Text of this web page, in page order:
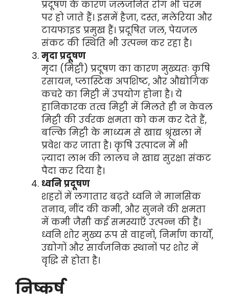
प्रदूषण के कारण जलजनित रोग भी चरम
पर हो जाते हैं। इसमें हैजा, दस्त, मलेरिया और
टायफाइड प्रमुख हैं। प्रदूषित जल, पेयजल
संकट की स्थिति भी उत्पन्न कर रहा है।
मृदा प्रदूषण
मृदा (मिट्टी) प्रदूषण का कारण मुख्यतः कृषि
रसायन, प्लास्टिक अपशिष्ट, और औद्योगिक
कचरे का मिट्टी में उपयोग होना है। ये
हानिकारक तत्व मिट्टी में मिलते ही न केवल
मिट्टी की उर्वरक क्षमता को कम कर देते हैं,
बल्कि मिट्टी के माध्यम से खाद्य श्रृंखला में
प्रवेश कर जाता है। कृषि उत्पादन में भी
ज़्यादा लाभ की लालच ने खाद्य सुरक्षा संकट
पैदा कर दिया है।
ध्वनि प्रदूषण
शहरों में लगातार बढ़ते ध्वनि ने मानसिक
तनाव, नींद की कमी, और सुनने की क्षमता
में कमी जैसी कई समस्याएँ उत्पन्न की हैं।
ध्वनि शोर मुख्य रूप से वाहनों, निर्माण कार्यों,
उद्योगों और सार्वजनिक स्थानों पर शोर में
वृद्धि से होता है।
निष्कर्ष